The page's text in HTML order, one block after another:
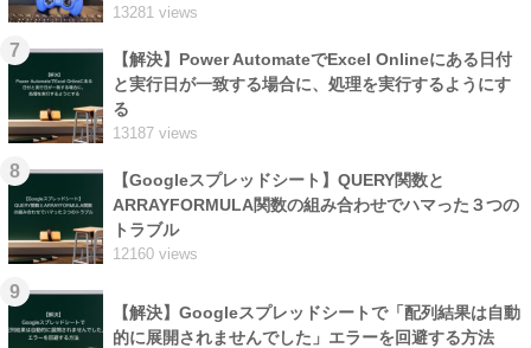
13281 views
7
【解決】Power AutomateでExcel Onlineにある日付
と実行日が一致する場合に、処理を実行するようにす
る
13187 views
8
【Googleスプレッドシート】QUERY関数と
ARRAYFORMULA関数の組み合わせでハマった３つの
トラブル
12160 views
9
【解決】Googleスプレッドシートで「配列結果は自動
的に展開されませんでした」エラーを回避する方法